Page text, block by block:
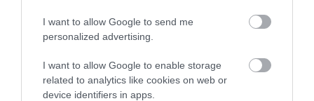
I want to allow Google to send me
personalized advertising.
I want to allow Google to enable storage
related to analytics like cookies on web or
device identifiers in apps.
Gyengült a forint a főbb devizákkal szemben szerda reggel a kedd
esti jegyzéséhez képest a nemzetközi devizakereskedelemben.